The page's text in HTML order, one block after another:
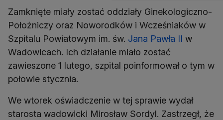
Zamknięte miały zostać oddziały Ginekologiczno-
Położniczy oraz Noworodków i Wcześniaków w
Szpitalu Powiatowym im. św. Jana Pawła II w
Wadowicach. Ich działanie miało zostać
zawieszone 1 lutego, szpital poinformował o tym w
połowie stycznia.
We wtorek oświadczenie w tej sprawie wydał
starosta wadowicki Mirosław Sordyl. Zastrzegł, że